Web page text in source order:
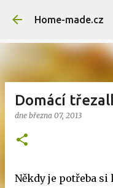
Home-made.cz
Domácí
dne března 07, 2013
Někdy je potřeba